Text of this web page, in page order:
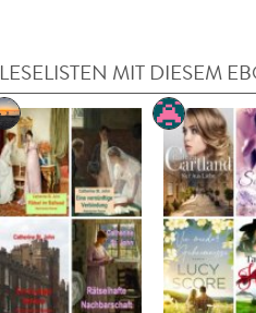
LESELISTEN MIT DIESEM